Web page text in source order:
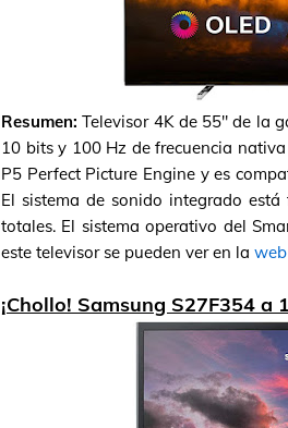
Resumen: Televisor 4K de 55" de la
10 bits y 100 Hz de frecuencia
P5 Perfect Picture Engine y es
El sistema de sonido integrado
totales. El sistema operativo del
este televisor se pueden ver en la
¡Chollo! Samsung S27F354 a